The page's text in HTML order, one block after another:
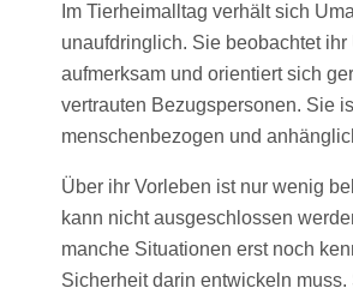
Im Tierheimalltag verhält sich
unaufdringlich. Sie beobachtet ihr
aufmerksam und orientiert sich
vertrauten Bezugspersonen. Sie
menschenbezogen und
Über ihr Vorleben ist nur wenig
kann nicht ausgeschlossen
manche Situationen erst noch
Sicherheit darin entwickeln